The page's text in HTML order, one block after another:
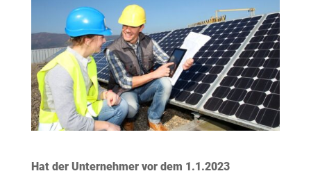
Hat der Unternehmer vor dem 1.1.2023